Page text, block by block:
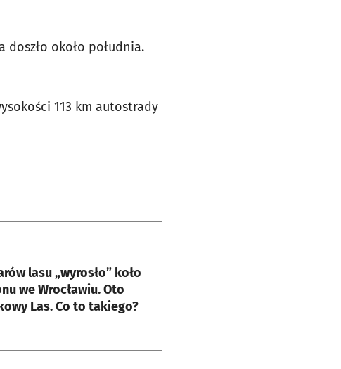
około południa.
113 km autostrady
lasu „wyrosło” koło
we Wrocławiu. Oto
Las. Co to takiego?